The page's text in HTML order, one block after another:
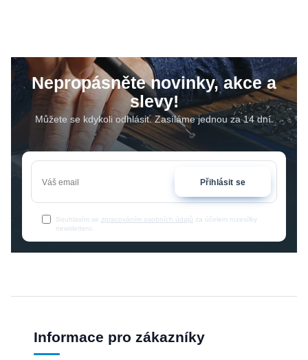
Nepropásněte novinky, akce a
slevy!
Můžete se kdykoli odhlásit. Zasíláme jednou za 14 dní.
Přihlásit se
Souhlasím se zpracováním osobních údajů za účelem rozesílky
newsletteru.
Informace pro zákazníky